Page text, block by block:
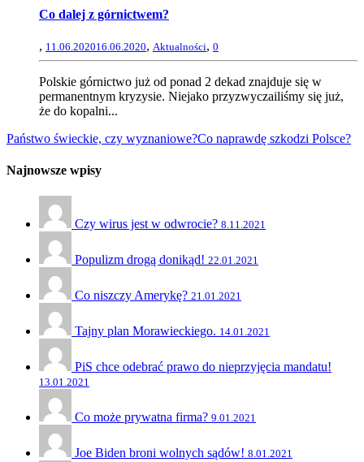
Co dalej z górnictwem?
, 11.06.202016.06.2020, Aktualności, 0
Polskie górnictwo już od ponad 2 dekad znajduje się w
permanentnym kryzysie. Niejako przyzwyczailiśmy się już,
że do kopalni...
Państwo świeckie, czy wyznaniowe?Co naprawdę szkodzi Polsce?
Najnowsze wpisy
Czy wirus jest w odwrocie? 8.11.2021
Populizm drogą donikąd! 22.01.2021
Co niszczy Amerykę? 21.01.2021
Tajny plan Morawieckiego. 14.01.2021
PiS chce odebrać prawo do nieprzyjęcia mandatu!
13.01.2021
Co może prywatna firma? 9.01.2021
Joe Biden broni wolnych sądów! 8.01.2021